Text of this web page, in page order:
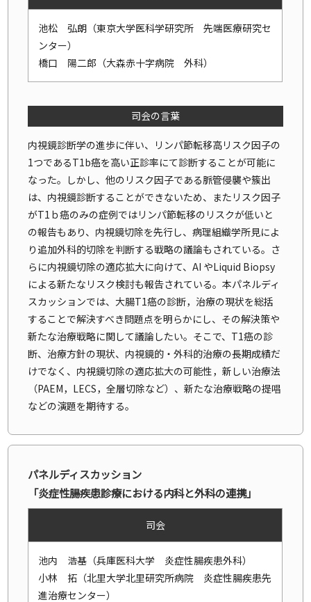
池松 弘朗（東京大学医科学研究所 先端医療研究セ
ンター）
橋口 陽二郎（大森赤十字病院 外科）
司会の言葉
内視鏡診断学の進歩に伴い、リンパ節転移高リスク因子の
1つであるT1b癌を高い正診率にて診断することが可能に
なった。しかし、他のリスク因子である脈管侵襲や簇出
は、内視鏡診断することができないため、またリスク因子
がT1ｂ癌のみの症例ではリンパ節転移のリスクが低いと
の報告もあり、内視鏡切除を先行し、病理組織学所見によ
り追加外科的切除を判断する戦略の議論もされている。さ
らに内視鏡切除の適応拡大に向けて、AI やLiquid Biopsy
による新たなリスク検討も報告されている。本パネルディ
スカッションでは、大腸T1癌の診断，治療の現状を総括
することで解決すべき問題点を明らかにし、その解決策や
新たな治療戦略に関して議論したい。そこで、T1癌の診
断、治療方針の現状、内視鏡的・外科的治療の長期成績だ
けでなく、内視鏡切除の適応拡大の可能性，新しい治療法
（PAEM，LECS，全層切除など）、新たな治療戦略の提唱
などの演題を期待する。
パネルディスカッション
「炎症性腸疾患診療における内科と外科の連携」
司会
池内 浩基（兵庫医科大学 炎症性腸疾患外科）
小林 拓（北里大学北里研究所病院 炎症性腸疾患先
進治療センター）